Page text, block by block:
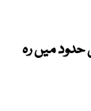
حدود میں رہ